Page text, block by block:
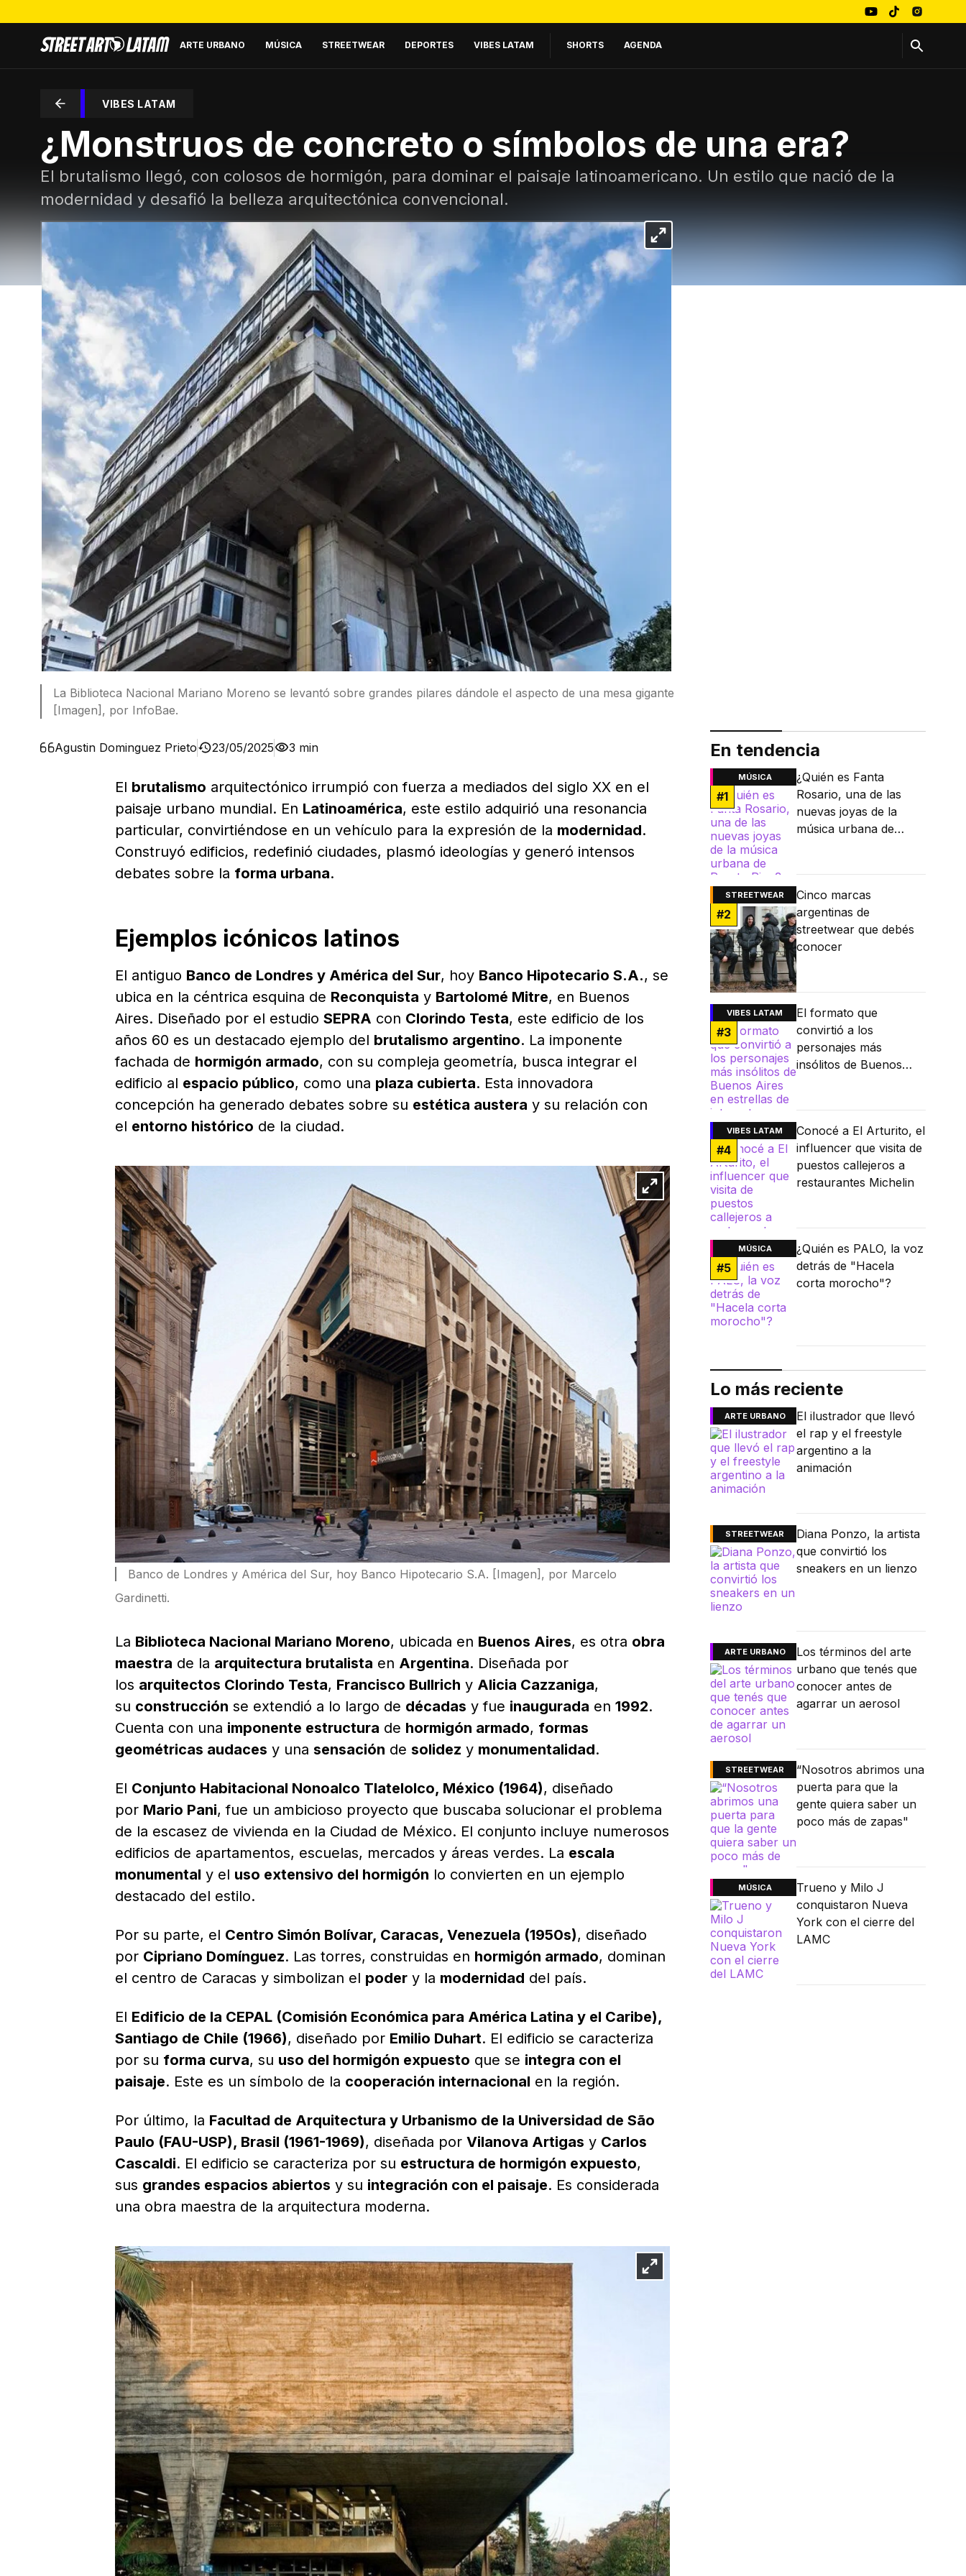
ARTE URBANO MÚSICA STREETWEAR DEPORTES VIBES LATAM SHORTS AGENDA
VIBES LATAM
¿Monstruos de concreto o símbolos de una era?
El brutalismo llegó, con colosos de hormigón, para dominar el paisaje latinoamericano. Un estilo que nació de la
modernidad y desafió la belleza arquitectónica convencional.
La Biblioteca Nacional Mariano Moreno se levantó sobre grandes pilares dándole el aspecto de una mesa gigante
[Imagen], por InfoBae.
Agustin Dominguez Prieto 23/05/2025 3 min
El brutalismo arquitectónico irrumpió con fuerza a mediados del siglo XX en el
paisaje urbano mundial. En Latinoamérica, este estilo adquirió una resonancia
particular, convirtiéndose en un vehículo para la expresión de la modernidad.
Construyó edificios, redefinió ciudades, plasmó ideologías y generó intensos
debates sobre la forma urbana.
Ejemplos icónicos latinos
El antiguo Banco de Londres y América del Sur, hoy Banco Hipotecario S.A., se
ubica en la céntrica esquina de Reconquista y Bartolomé Mitre, en Buenos
Aires. Diseñado por el estudio SEPRA con Clorindo Testa, este edificio de los
años 60 es un destacado ejemplo del brutalismo argentino. La imponente
fachada de hormigón armado, con su compleja geometría, busca integrar el
edificio al espacio público, como una plaza cubierta. Esta innovadora
concepción ha generado debates sobre su estética austera y su relación con
el entorno histórico de la ciudad.
Banco de Londres y América del Sur, hoy Banco Hipotecario S.A. [Imagen], por Marcelo
Gardinetti.
La Biblioteca Nacional Mariano Moreno, ubicada en Buenos Aires, es otra obra
maestra de la arquitectura brutalista en Argentina. Diseñada por
los arquitectos Clorindo Testa, Francisco Bullrich y Alicia Cazzaniga,
su construcción se extendió a lo largo de décadas y fue inaugurada en 1992.
Cuenta con una imponente estructura de hormigón armado, formas
geométricas audaces y una sensación de solidez y monumentalidad.
El Conjunto Habitacional Nonoalco Tlatelolco, México (1964), diseñado
por Mario Pani, fue un ambicioso proyecto que buscaba solucionar el problema
de la escasez de vivienda en la Ciudad de México. El conjunto incluye numerosos
edificios de apartamentos, escuelas, mercados y áreas verdes. La escala
monumental y el uso extensivo del hormigón lo convierten en un ejemplo
destacado del estilo.
Por su parte, el Centro Simón Bolívar, Caracas, Venezuela (1950s), diseñado
por Cipriano Domínguez. Las torres, construidas en hormigón armado, dominan
el centro de Caracas y simbolizan el poder y la modernidad del país.
El Edificio de la CEPAL (Comisión Económica para América Latina y el Caribe),
Santiago de Chile (1966), diseñado por Emilio Duhart. El edificio se caracteriza
por su forma curva, su uso del hormigón expuesto que se integra con el
paisaje. Este es un símbolo de la cooperación internacional en la región.
Por último, la Facultad de Arquitectura y Urbanismo de la Universidad de São
Paulo (FAU-USP), Brasil (1961-1969), diseñada por Vilanova Artigas y Carlos
Cascaldi. El edificio se caracteriza por su estructura de hormigón expuesto,
sus grandes espacios abiertos y su integración con el paisaje. Es considerada
una obra maestra de la arquitectura moderna.
En tendencia
MÚSICA
#1
¿Quién es Fanta
Rosario, una de las
nuevas joyas de la
música urbana de
STREETWEAR
#2
Cinco marcas
argentinas de
streetwear que debés
conocer
VIBES LATAM
#3
El formato que
convirtió a los
personajes más
insólitos de Buenos
VIBES LATAM
#4
Conocé a El Arturito, el
influencer que visita de
puestos callejeros a
restaurantes Michelin
MÚSICA
#5
¿Quién es PALO, la voz
detrás de "Hacela
corta morocho"?
Lo más reciente
ARTE URBANO
El ilustrador que llevó
el rap y el freestyle
argentino a la
animación
STREETWEAR
Diana Ponzo, la artista
que convirtió los
sneakers en un lienzo
ARTE URBANO
Los términos del arte
urbano que tenés que
conocer antes de
agarrar un aerosol
STREETWEAR
“Nosotros abrimos una
puerta para que la
gente quiera saber un
poco más de zapas"
MÚSICA
Trueno y Milo J
conquistaron Nueva
York con el cierre del
LAMC